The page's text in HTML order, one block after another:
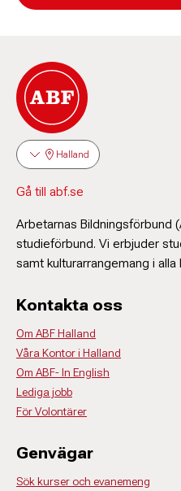
Halland
Gå till abf.se
Arbetarnas Bildningsförbund
studieförbund. Vi erbjuder
samt kulturarrangemang i alla
Kontakta oss
Om ABF Halland
Våra Kontor i Halland
Om ABF- In English
Lediga jobb
För Volontärer
Genvägar
Sök kurser och evanemeng